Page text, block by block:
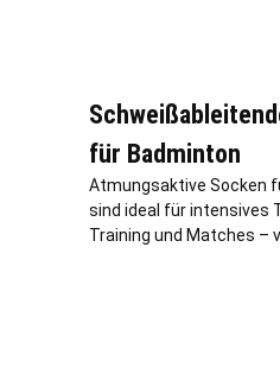
für Badminton
Atmungsaktive Socken
sind ideal für intensives
Training und Matches –